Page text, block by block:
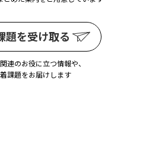
題を受け取る
連のお役に立つ情報や、
課題をお届けします